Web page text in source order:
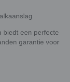
biedt een perfecte
garantie voor